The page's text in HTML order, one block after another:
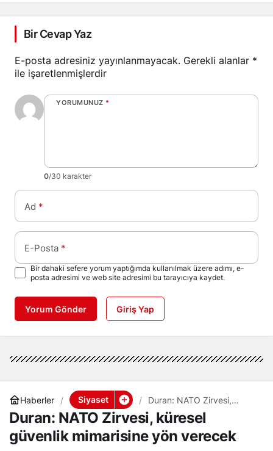
Bir Cevap Yaz
E-posta adresiniz yayınlanmayacak. Gerekli alanlar *
ile işaretlenmişlerdir
YORUMUNUZ *
0/30 karakter
Ad *
E-Posta *
Bir dahaki sefere yorum yaptığımda kullanılmak üzere adımı, e-
posta adresimi ve web site adresimi bu tarayıcıya kaydet.
Yorum Gönder Giriş Yap
Haberler Siyaset
Duran: NATO Zirvesi,
küresel güvenlik mimarisine
yön verecek
Duran: NATO Zirvesi, küresel
güvenlik mimarisine yön verecek